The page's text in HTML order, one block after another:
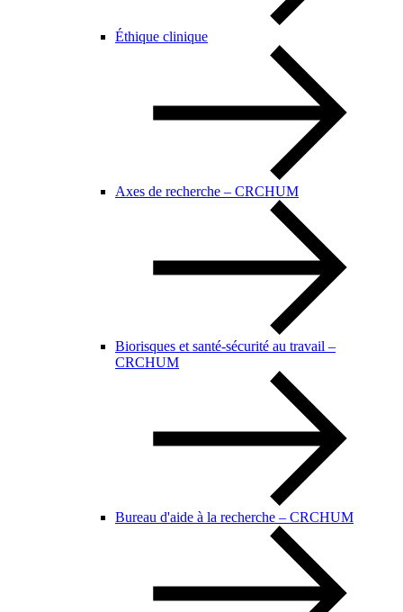
Éthique clinique
Axes de recherche – CRCHUM
Biorisques et santé-sécurité au travail –
CRCHUM
Bureau d'aide à la recherche – CRCHUM